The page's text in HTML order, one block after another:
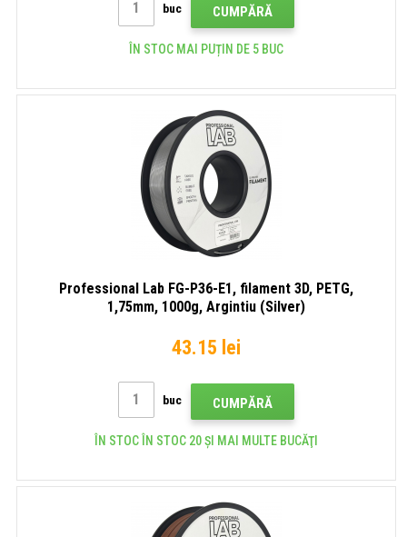
buc CUMPĂRĂ
ÎN STOC MAI PUȚIN DE 5 BUC
Professional Lab FG-P36-E1, filament 3D, PETG,
1,75mm, 1000g, Argintiu (Silver)
43.15 lei
buc CUMPĂRĂ
ÎN STOC ÎN STOC 20 ȘI MAI MULTE BUCĂŢI